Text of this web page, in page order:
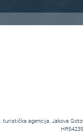
agencija, Jakova